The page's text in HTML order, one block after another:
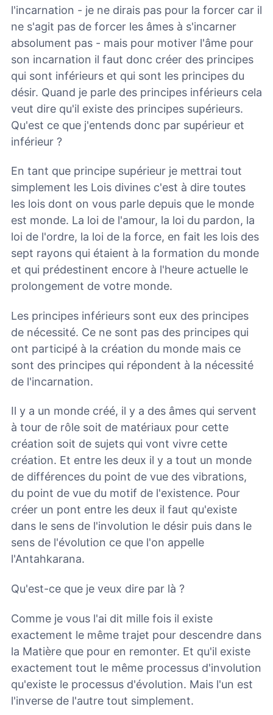
l'incarnation - je ne dirais pas pour la forcer car il
ne s'agit pas de forcer les âmes à s'incarner
absolument pas - mais pour motiver l'âme pour
son incarnation il faut donc créer des principes
qui sont inférieurs et qui sont les principes du
désir. Quand je parle des principes inférieurs cela
veut dire qu'il existe des principes supérieurs.
Qu'est ce que j'entends donc par supérieur et
inférieur ?
En tant que principe supérieur je mettrai tout
simplement les Lois divines c'est à dire toutes
les lois dont on vous parle depuis que le monde
est monde. La loi de l'amour, la loi du pardon, la
loi de l'ordre, la loi de la force, en fait les lois des
sept rayons qui étaient à la formation du monde
et qui prédestinent encore à l'heure actuelle le
prolongement de votre monde.
Les principes inférieurs sont eux des principes
de nécessité. Ce ne sont pas des principes qui
ont participé à la création du monde mais ce
sont des principes qui répondent à la nécessité
de l'incarnation.
Il y a un monde créé, il y a des âmes qui servent
à tour de rôle soit de matériaux pour cette
création soit de sujets qui vont vivre cette
création. Et entre les deux il y a tout un monde
de différences du point de vue des vibrations,
du point de vue du motif de l'existence. Pour
créer un pont entre les deux il faut qu'existe
dans le sens de l'involution le désir puis dans le
sens de l'évolution ce que l'on appelle
l'Antahkarana.
Qu'est-ce que je veux dire par là ?
Comme je vous l'ai dit mille fois il existe
exactement le même trajet pour descendre dans
la Matière que pour en remonter. Et qu'il existe
exactement tout le même processus d'involution
qu'existe le processus d'évolution. Mais l'un est
l'inverse de l'autre tout simplement.